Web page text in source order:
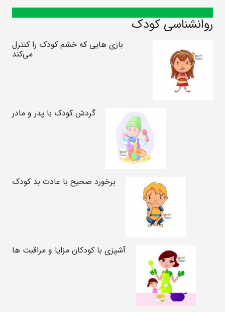
روانشناسی کودک
بازی هایی که خشم کودک را کنترل
می‌کند
گردش کودک با پدر و مادر
برخورد صحیح با عادت بد کودک
آشپزی با کودکان مزایا و مراقبت ها